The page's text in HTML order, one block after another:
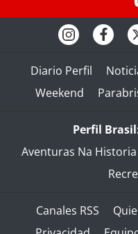
Diario Perfil
Weekend
Perfil
Aventuras Na Historia
Canales RSS